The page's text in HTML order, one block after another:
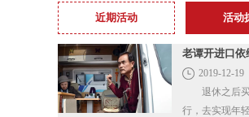
近期活动 活动
老谭开进口依
2019-12-19
退休之后买房车的人是越